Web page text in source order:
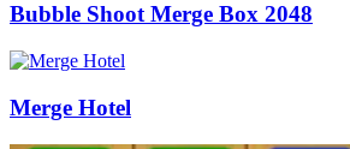
Bubble Shoot Merge Box 2048
Merge Hotel